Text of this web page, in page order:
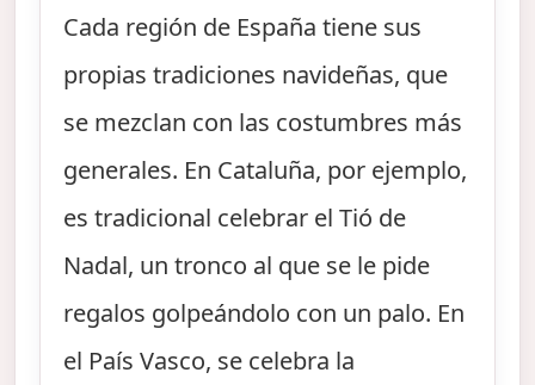
Cada región de España tiene sus
propias tradiciones navideñas, que
se mezclan con las costumbres más
generales. En Cataluña, por ejemplo,
es tradicional celebrar el Tió de
Nadal, un tronco al que se le pide
regalos golpeándolo con un palo. En
el País Vasco, se celebra la